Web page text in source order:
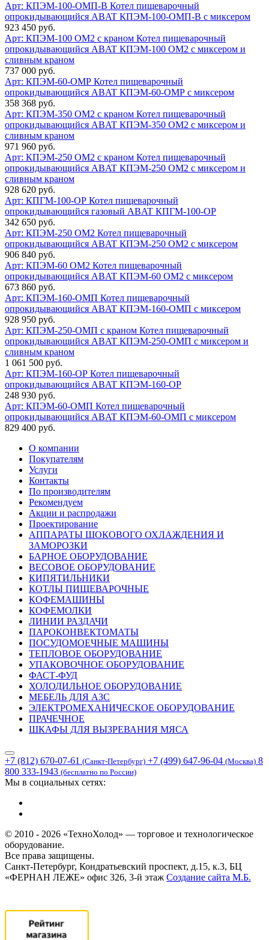
Арт: КПЭМ-100-ОМП-В Котел пищеварочный
опрокидывающийся ABAT КПЭМ-100-ОМП-В с миксером
923 450 руб.
Арт: КПЭМ-100 ОМ2 с краном Котел пищеварочный
опрокидывающийся ABAT КПЭМ-100 ОМ2 с миксером и
сливным краном
737 000 руб.
Арт: КПЭМ-60-ОМР Котел пищеварочный
опрокидывающийся ABAT КПЭМ-60-ОМР с миксером
358 368 руб.
Арт: КПЭМ-350 ОМ2 с краном Котел пищеварочный
опрокидывающийся ABAT КПЭМ-350 ОМ2 с миксером и
сливным краном
971 960 руб.
Арт: КПЭМ-250 ОМ2 с краном Котел пищеварочный
опрокидывающийся ABAT КПЭМ-250 ОМ2 с миксером и
сливным краном
928 620 руб.
Арт: КПГМ-100-ОР Котел пищеварочный
опрокидывающийся газовый ABAT КПГМ-100-ОР
342 650 руб.
Арт: КПЭМ-250 ОМ2 Котел пищеварочный
опрокидывающийся ABAT КПЭМ-250 ОМ2 с миксером
906 840 руб.
Арт: КПЭМ-60 ОМ2 Котел пищеварочный
опрокидывающийся ABAT КПЭМ-60 ОМ2 с миксером
673 860 руб.
Арт: КПЭМ-160-ОМП Котел пищеварочный
опрокидывающийся ABAT КПЭМ-160-ОМП с миксером
928 950 руб.
Арт: КПЭМ-250-ОМП с краном Котел пищеварочный
опрокидывающийся ABAT КПЭМ-250-ОМП с миксером и
сливным краном
1 061 500 руб.
Арт: КПЭМ-160-ОР Котел пищеварочный
опрокидывающийся ABAT КПЭМ-160-ОР
248 930 руб.
Арт: КПЭМ-60-ОМП Котел пищеварочный
опрокидывающийся ABAT КПЭМ-60-ОМП с миксером
829 400 руб.
О компании
Покупателям
Услуги
Контакты
По производителям
Рекомендуем
Акции и распродажи
Проектирование
АППАРАТЫ ШОКОВОГО ОХЛАЖДЕНИЯ И
ЗАМОРОЗКИ
БАРНОЕ ОБОРУДОВАНИЕ
ВЕСОВОЕ ОБОРУДОВАНИЕ
КИПЯТИЛЬНИКИ
КОТЛЫ ПИЩЕВАРОЧНЫЕ
КОФЕМАШИНЫ
КОФЕМОЛКИ
ЛИНИИ РАЗДАЧИ
ПАРОКОНВЕКТОМАТЫ
ПОСУДОМОЕЧНЫЕ МАШИНЫ
ТЕПЛОВОЕ ОБОРУДОВАНИЕ
УПАКОВОЧНОЕ ОБОРУДОВАНИЕ
ФАСТ-ФУД
ХОЛОДИЛЬНОЕ ОБОРУДОВАНИЕ
МЕБЕЛЬ ДЛЯ АЗС
ЭЛЕКТРОМЕХАНИЧЕСКОЕ ОБОРУДОВАНИЕ
ПРАЧЕЧНОЕ
ШКАФЫ ДЛЯ ВЫЗРЕВАНИЯ МЯСА
+7 (812) 670-07-61 (Санкт-Петербург) +7 (499) 647-96-04 (Москва) 8
800 333-1943 (бесплатно по России)
Мы в социальных сетях:
© 2010 - 2026 «ТехноХолод» — торговое и технологическое
оборудование.
Все права защищены.
Санкт-Петербург, Кондратьевский проспект, д.15, к.3, БЦ
«ФЕРНАН ЛЕЖЕ» офис 326, 3-й этаж Создание сайта М.Б.